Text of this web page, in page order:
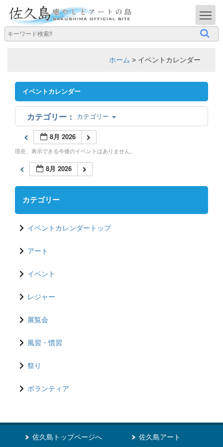
ホーム > イベントカレンダー
イベントカレンダー
カテゴリー
8月 2026
現在、表示できる今後のイベントはありません。
8月 2026
カテゴリー
イベントカレンダートップ
アート
イベント
レジャー
展覧会
風習・慣習
祭り
ボランティア
佐久島トップページへ 佐久島アート